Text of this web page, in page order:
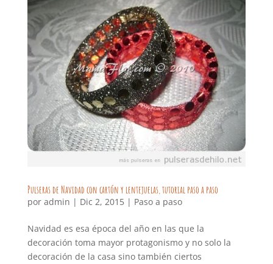
Pulseras de Navidad con cartón y lentejuelas, tutorial paso a paso
por admin | Dic 2, 2015| Paso a paso
Navidad es esa época del año en las que la
decoración toma mayor protagonismo y no solo la
decoración de la casa sino también ciertos